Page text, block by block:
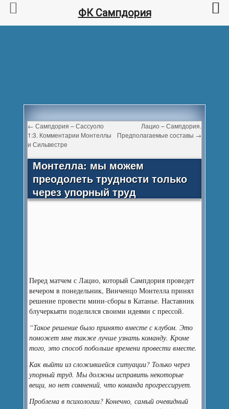
← Сампдория – Сассуоло
1:3. Комментарии Монтеллы
и Сильвестре
Лацио – Сампдория.
Предполагаемые составы →
Монтелла: мы можем
преодолеть трудности только
через упорный труд
Перед матчем с Лацио, который Сампдория проведет
вечером в понедельник, Винченцо Монтелла принял
решение провести мини-сборы в Катанье. Наставник
блучеркьяти поделился своими идеями с прессой.
“Такое решение было принято вместе с клубом. Это
поможет мне также лучше узнать команду. Кроме
того, это способ побольше времени провести вместе.
Как выйти из сложившейся ситуации? Только через
упорный труд. Мы должны исправить некоторые
вещи, но нет сомнений, что команда прогрессирует.
Проблема в психологии? Конечно, самый очевидный
ФК Сампдория